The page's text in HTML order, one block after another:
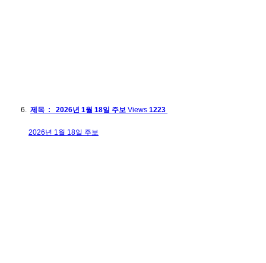
제목 : 2026년 1월 18일 주보 Views 1223
2026년 1월 18일 주보